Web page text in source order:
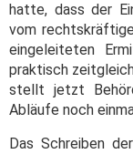
hatte, dass der
vom
eingeleiteten
praktisch
stellt jetzt
Abläufe noch
Das Schreiben